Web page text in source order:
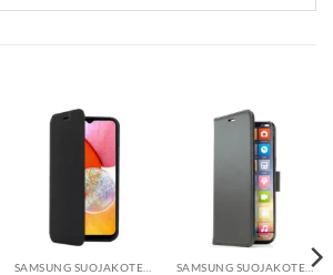
SAMSUNG SUOJAKOTELO